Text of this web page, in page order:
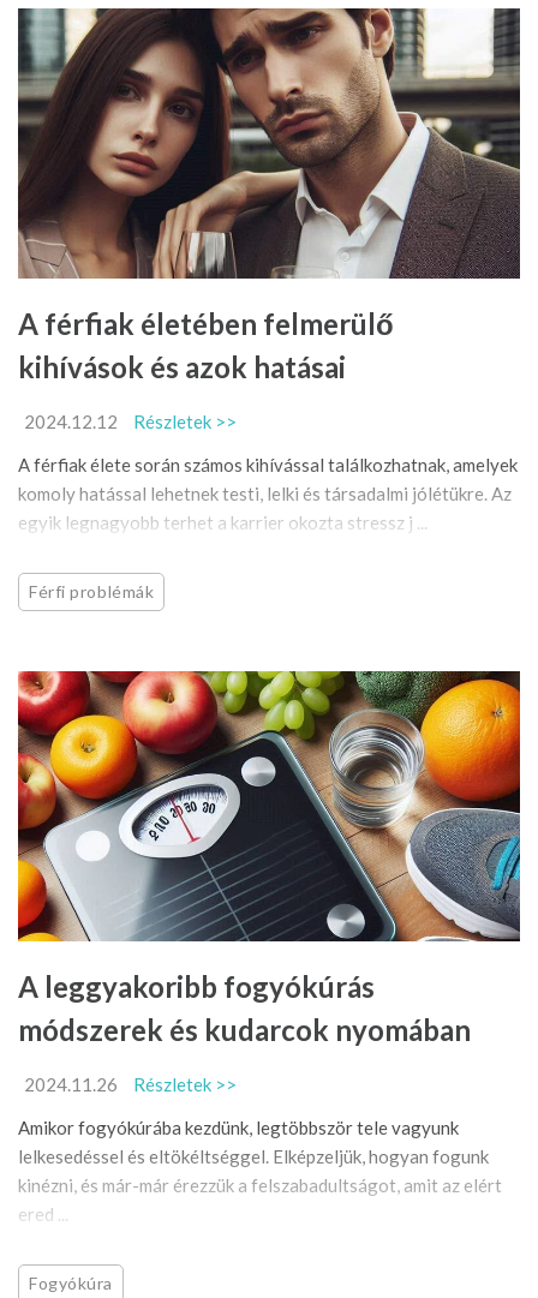
A férfiak életében felmerülő
kihívások és azok hatásai
2024.12.12
Részletek >>
A férfiak élete során számos kihívással találkozhatnak, amelyek
komoly hatással lehetnek testi, lelki és társadalmi jólétükre. Az
egyik legnagyobb terhet a karrier okozta stressz j ...
Férfi problémák
A leggyakoribb fogyókúrás
módszerek és kudarcok nyomában
2024.11.26
Részletek >>
Amikor fogyókúrába kezdünk, legtöbbször tele vagyunk
lelkesedéssel és eltökéltséggel. Elképzeljük, hogyan fogunk
kinézni, és már-már érezzük a felszabadultságot, amit az elért
ered ...
Fogyókúra